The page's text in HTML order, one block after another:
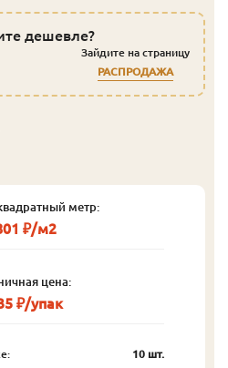
дешевле?
Зайдите на страницу
РАСПРОДАЖА
метр:
₽/м2
цена:
₽/упак
10 шт.